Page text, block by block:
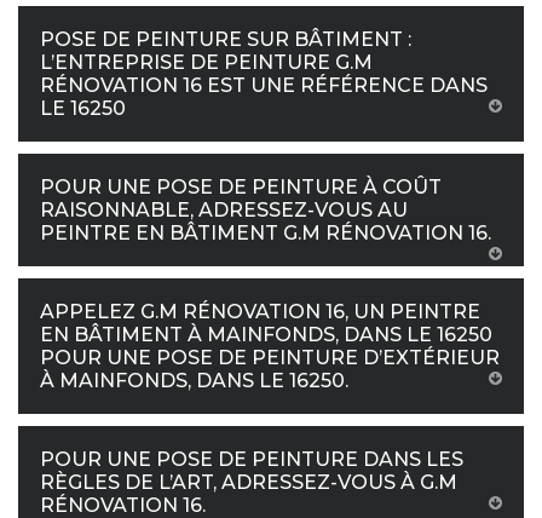
POSE DE PEINTURE SUR BÂTIMENT :
L’ENTREPRISE DE PEINTURE G.M
RÉNOVATION 16 EST UNE RÉFÉRENCE DANS
LE 16250
POUR UNE POSE DE PEINTURE À COÛT
RAISONNABLE, ADRESSEZ-VOUS AU
PEINTRE EN BÂTIMENT G.M RÉNOVATION 16.
APPELEZ G.M RÉNOVATION 16, UN PEINTRE
EN BÂTIMENT À MAINFONDS, DANS LE 16250
POUR UNE POSE DE PEINTURE D’EXTÉRIEUR
À MAINFONDS, DANS LE 16250.
POUR UNE POSE DE PEINTURE DANS LES
RÈGLES DE L’ART, ADRESSEZ-VOUS À G.M
RÉNOVATION 16.